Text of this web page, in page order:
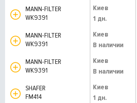
MANN-FILTER
WK9391
Киев
1 дн.
MANN-FILTER
WK9391
Киев
В наличии
MANN-FILTER
WK9391
Киев
В наличии
SHAFER
FM414
Киев
1 дн.